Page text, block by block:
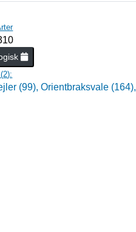
2):
(99),Orientbraksvale (164),